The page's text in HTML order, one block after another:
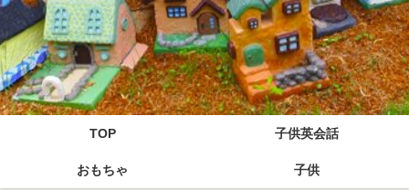
TOP 子供英会話
おもちゃ 子供